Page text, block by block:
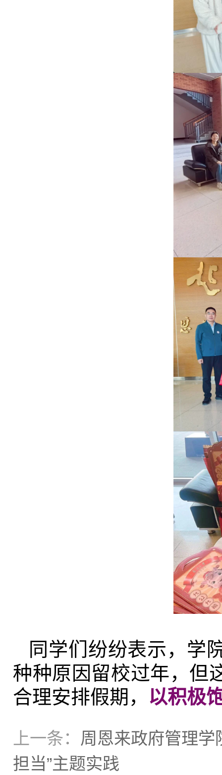
同学们纷纷表示，学
种种原因留校过年，但
合理安排假期， 以积极
上一条： 周恩来政府管理学
担当”主题实践